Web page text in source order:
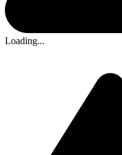
Loading...